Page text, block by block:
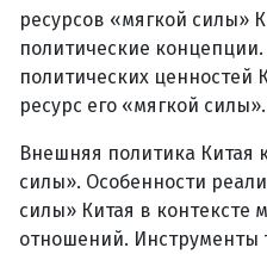
ресурсов «мягкой силы»
политические
политических ценностей
ресурс его «мягкой силы».
Внешняя политика Китая
силы». Особенности
силы» Китая в контексте
отношений. Инструменты